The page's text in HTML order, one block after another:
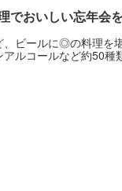
でおいしい忘年会を
ビールに◎の料理を
ルコールなど約50種